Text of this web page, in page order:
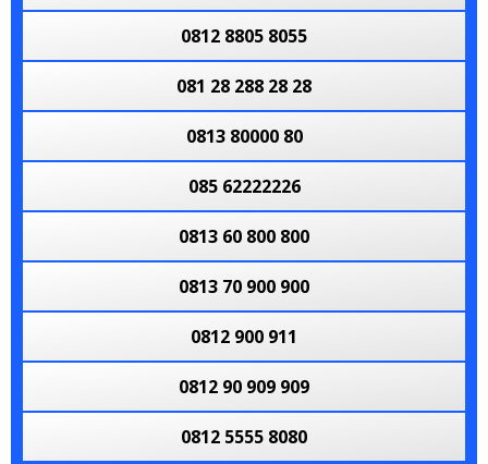
0812 8805 8055
081 28 288 28 28
0813 80000 80
085 62222226
0813 60 800 800
0813 70 900 900
0812 900 911
0812 90 909 909
0812 5555 8080